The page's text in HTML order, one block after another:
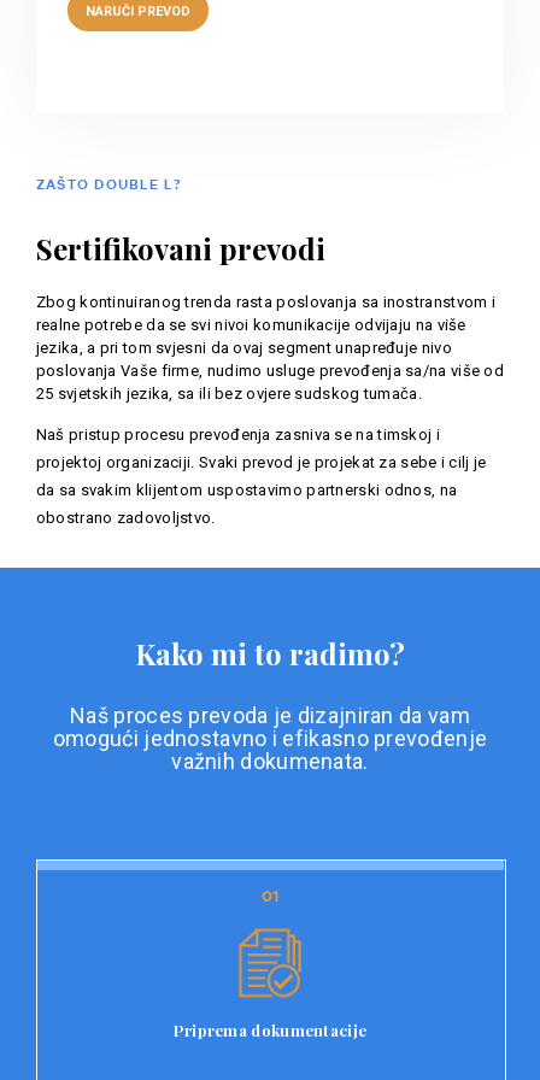
ZAŠTO DOUBLE L?
Sertifikovani prevodi
Zbog kontinuiranog trenda rasta poslovanja sa inostranstvom i
realne potrebe da se svi nivoi komunikacije odvijaju na više
jezika, a pri tom svjesni da ovaj segment unapređuje nivo
poslovanja Vaše firme, nudimo usluge prevođenja sa/na više od
25 svjetskih jezika, sa ili bez ovjere sudskog tumača.
Naš pristup procesu prevođenja zasniva se na timskoj i
projektoj organizaciji. Svaki prevod je projekat za sebe i cilj je
da sa svakim klijentom uspostavimo partnerski odnos, na
obostrano zadovoljstvo.
Kako mi to radimo?
Naš proces prevoda je dizajniran da vam
omogući jednostavno i efikasno prevođenje
važnih dokumenata.
01
Priprema dokumentacije
01
Prvi korak u našem procesu prevoda je priprema
dokumentacije. Korisnici jednostavno učitavaju svoje
dokumenta, kao i specifične zahtjeve za prevod.